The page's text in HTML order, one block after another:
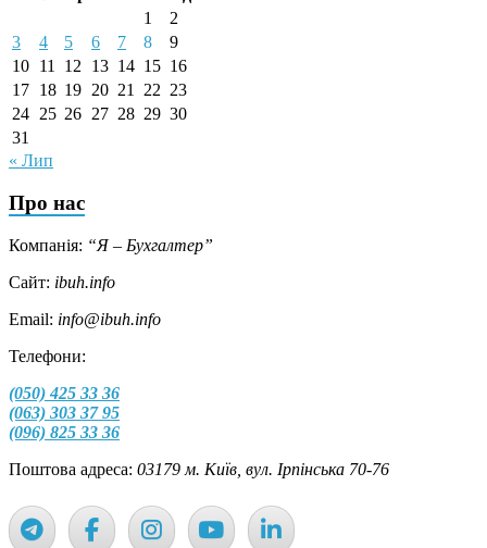
1
2
3
4 5 6 7 8
9
10 11 12 13 14 15 16
17 18 19 20 21 22 23
24 25 26 27 28 29 30
31
« Лип
Про нас
Компанія: “Я – Бухгалтер”
Сайт: ibuh.info
Email: info@ibuh.info
Телефони:
(050) 425 33 36
(063) 303 37 95
(096) 825 33 36
Поштова адреса: 03179 м. Київ, вул. Ірпінська 70-76